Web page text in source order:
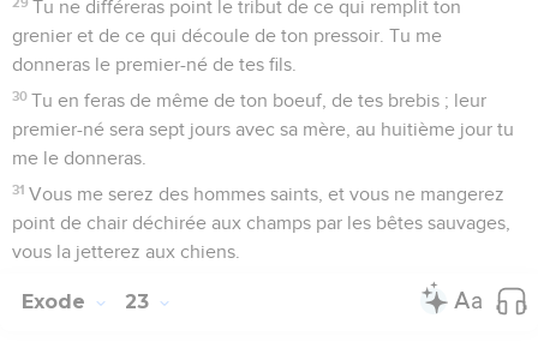
Tu ne différeras point le tribut de ce qui remplit ton
grenier et de ce qui découle de ton pressoir. Tu me
donneras le premier-né de tes fils.
30 Tu en feras de même de ton boeuf, de tes brebis ; leur
premier-né sera sept jours avec sa mère, au huitième jour tu
me le donneras.
31 Vous me serez des hommes saints, et vous ne mangerez
point de chair déchirée aux champs par les bêtes sauvages,
vous la jetterez aux chiens.
Exode 23